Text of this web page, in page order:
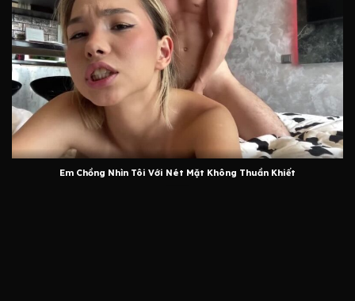
Em Chồng Nhìn Tôi Với Nét Mặt Không Thuần Khiết